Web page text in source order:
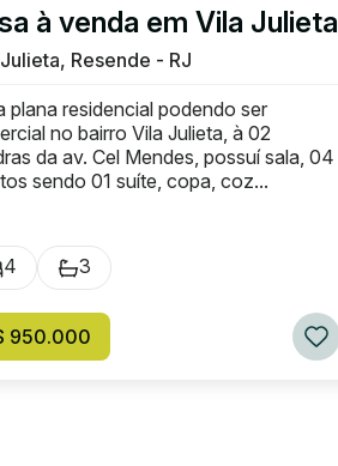
à venda em Vila Julieta
Resende - RJ
plana residencial podendo ser
no bairro Vila Julieta, à 02
da av. Cel Mendes, possuí sala, 04
sendo 01 suíte, copa, coz...
4 3
950.000